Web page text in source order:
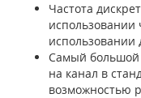
Частота
использовании
использовании
Самый большой
на канал в
возможностью